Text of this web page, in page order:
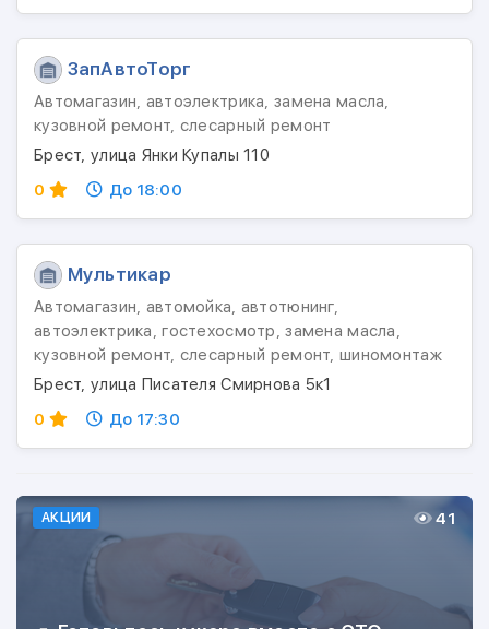
ЗапАвтоТорг
Автомагазин, автоэлектрика, замена масла,
кузовной ремонт, слесарный ремонт
Брест, улица Янки Купалы 110
0
До 18:00
Мультикар
Автомагазин, автомойка, автотюнинг,
автоэлектрика, гостехосмотр, замена масла,
кузовной ремонт, слесарный ремонт, шиномонтаж
Брест, улица Писателя Смирнова 5к1
0
До 17:30
АКЦИИ 41